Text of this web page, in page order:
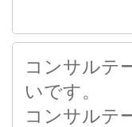
コンサルテ
いです。
コンサルテ